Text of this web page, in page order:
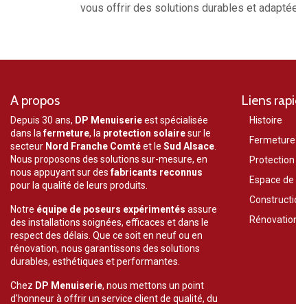
vous offrir des solutions durables et
A propos
Depuis 30 ans, DP Menuiserieest spécialisée
dans lafermeture, la protection solairesur le
secteur Nord Franche Comtéet le Sud Alsace
Nous proposons des solutions sur-mesure, en
nous appuyant sur desfabricants reconnus
pour la qualité de leurs produits.
Notre équipe de poseurs expérimentés assure
des installations soignées, efficaces et dans le
respect des délais. Que ce soit en neuf ou en
rénovation, nous garantissons des solutions
durables, esthétiques et performantes.
Chez DP Menuiserie, nous mettons un point
d'honneur à offrir un service client de qualité, du
Liens
Histoire
Espace